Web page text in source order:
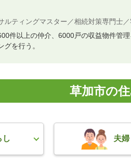
ルティングマスター／相続対策専門士
件以上の仲介、6000戸の収益物件管
グを行う。
草加市の
し 夫